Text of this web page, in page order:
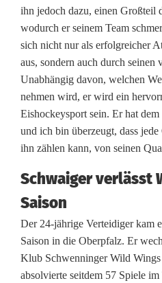
i
l
s
W
e
i
d
e
n
v
e
ihn jedoch dazu, einen Großteil
wodurch er seinem Team
sich nicht nur als erfolgreicher
aus, sondern auch durch seinen
Unabhängig davon, welchen
nehmen wird, er wird ein
Eishockeysport sein. Er hat
und ich bin überzeugt, dass
ihn zählen kann, von seinen
Schwaiger verlässt
Saison
Der 24-jährige Verteidiger kam
Saison in die Oberpfalz. Er
Klub Schwenninger Wild Wings
absolvierte seitdem 57 Spiele